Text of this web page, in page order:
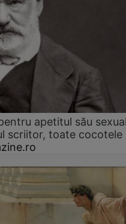
apetitul său
scriitor, toate cocotele